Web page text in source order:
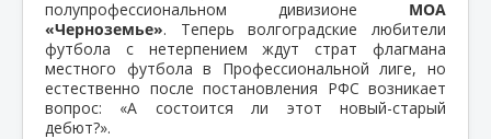
полупрофессиональном дивизионе МОА
«Черноземье». Теперь волгоградские любители
футбола с нетерпением ждут страт флагмана
местного футбола в Профессиональной лиге, но
естественно после постановления РФС возникает
вопрос: «А состоится ли этот новый-старый
дебют?».